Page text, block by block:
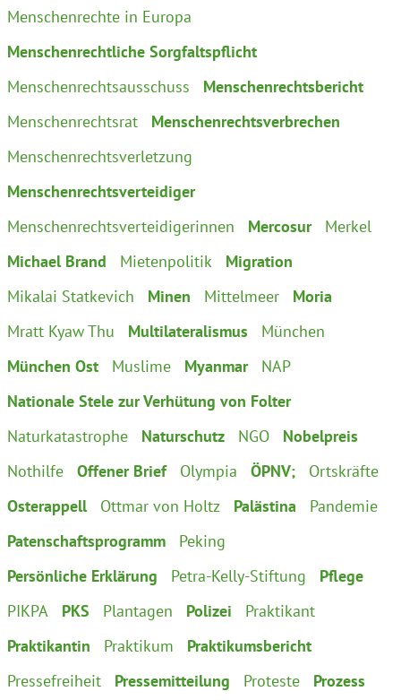
Menschenrechte in Europa
Menschenrechtliche Sorgfaltspflicht
Menschenrechtsausschuss
Menschenrechtsbericht
Menschenrechtsrat
Menschenrechtsverbrechen
Menschenrechtsverletzung
Menschenrechtsverteidiger
Menschenrechtsverteidigerinnen
Mercosur
Merkel
Michael Brand
Mietenpolitik
Migration
Mikalai Statkevich
Minen Mittelmeer
Moria
Mratt Kyaw Thu
Multilateralismus
München
München Ost
Muslime Myanmar
NAP
Nationale Stele zur Verhütung von Folter
Naturkatastrophe
Naturschutz NGO
Nobelpreis
Nothilfe
Offener Brief Olympia ÖPNV;
Ortskräfte
Osterappell
Ottmar von Holtz Palästina
Pandemie
Patenschaftsprogramm
Peking
Persönliche Erklärung
Petra-Kelly-Stiftung
Pflege
PIKPA
PKS Plantagen Polizei
Praktikant
Praktikantin
Praktikum
Praktikumsbericht
Pressefreiheit
Pressemitteilung Proteste
Prozess